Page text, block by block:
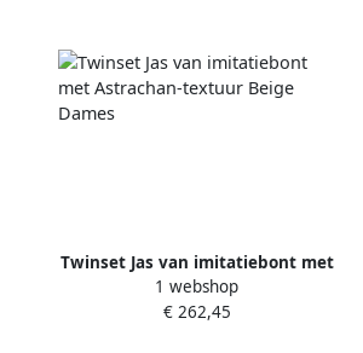
Twinset Jas van imitatiebont met
Astrachan-textuur Beige Dames
1 webshop
€ 262,45